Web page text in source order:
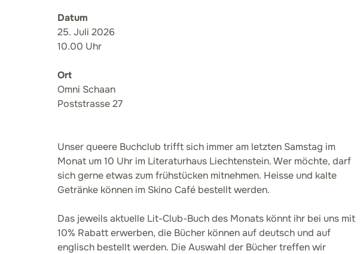
Datum
25. Juli 2026
10.00 Uhr
Ort
Omni Schaan
Poststrasse 27
Unser queere Buchclub trifft sich immer am letzten Samstag im
Monat um 10 Uhr im Literaturhaus Liechtenstein. Wer möchte, darf
sich gerne etwas zum frühstücken mitnehmen. Heisse und kalte
Getränke können im Skino Café bestellt werden.
Das jeweils aktuelle Lit-Club-Buch des Monats könnt ihr bei uns mit
10% Rabatt erwerben, die Bücher können auf deutsch und auf
englisch bestellt werden. Die Auswahl der Bücher treffen wir